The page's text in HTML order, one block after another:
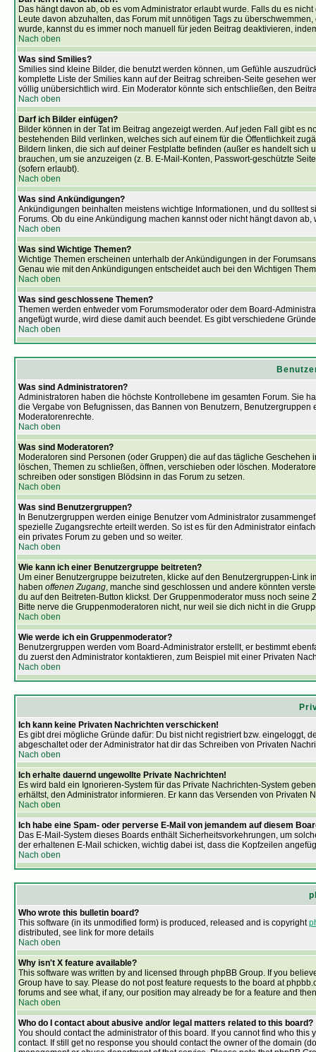
Das hängt davon ab, ob es vom Administrator erlaubt wurde. Falls du es
Leute davon abzuhalten, das Forum mit unnötigen Tags zu
wurde, kannst du es immer noch manuell für jeden Beitrag deaktivieren,
Nach oben
Was sind Smilies?
Smilies sind kleine Bilder, die benutzt werden können, um Gefühle
komplette Liste der Smilies kann auf der Beitrag schreiben-Seite gesehen
völlig unübersichtlich wird. Ein Moderator könnte sich entschließen, den
Nach oben
Darf ich Bilder einfügen?
Bilder können in der Tat im Beitrag angezeigt werden. Auf jeden Fall gibt es
bestehenden Bild verlinken, welches sich auf einem für die Öffentlichkeit
Bildern linken, die sich auf deiner Festplatte befinden (außer es handelt
brauchen, um sie anzuzeigen (z. B. E-Mail-Konten, Passwort-geschützte
(sofern erlaubt).
Nach oben
Was sind Ankündigungen?
Ankündigungen beinhalten meistens wichtige Informationen, und du
Forums. Ob du eine Ankündigung machen kannst oder nicht hängt davon
Nach oben
Was sind Wichtige Themen?
Wichtige Themen erscheinen unterhalb der Ankündigungen in der
Genau wie mit den Ankündigungen entscheidet auch bei den Wichtigen
Nach oben
Was sind geschlossene Themen?
Themen werden entweder vom Forumsmoderator oder dem Board-
angefügt wurde, wird diese damit auch beendet. Es gibt verschiedene
Nach oben
Was sind Administratoren?
Administratoren haben die höchste Kontrollebene im gesamten Forum. Sie
die Vergabe von Befugnissen, das Bannen von Benutzern,
Moderatorenrechte.
Nach oben
Was sind Moderatoren?
Moderatoren sind Personen (oder Gruppen) die auf das tägliche
löschen, Themen zu schließen, öffnen, verschieben oder löschen.
schreiben oder sonstigen Blödsinn in das Forum zu setzen.
Nach oben
Was sind Benutzergruppen?
In Benutzergruppen werden einige Benutzer vom Administrator
spezielle Zugangsrechte erteilt werden. So ist es für den Administrator
ein privates Forum zu geben und so weiter.
Nach oben
Wie kann ich einer Benutzergruppe beitreten?
Um einer Benutzergruppe beizutreten, klicke auf den Benutzergruppen-
haben offenen Zugang, manche sind geschlossen und andere könnten
du auf den Beitreten-Button klickst. Der Gruppenmoderator muss noch
Bitte nerve die Gruppenmoderatoren nicht, nur weil sie dich nicht in die
Nach oben
Wie werde ich ein Gruppenmoderator?
Benutzergruppen werden vom Board-Administrator erstellt, er bestimmt
du zuerst den Administrator kontaktieren, zum Beispiel mit einer Privaten
Nach oben
Ich kann keine Privaten Nachrichten verschicken!
Es gibt drei mögliche Gründe dafür: Du bist nicht registriert bzw. eingeloggt,
abgeschaltet oder der Administrator hat dir das Schreiben von Privaten
Nach oben
Ich erhalte dauernd ungewollte Private Nachrichten!
Es wird bald ein Ignorieren-System für das Private Nachrichten-System
erhältst, den Administrator informieren. Er kann das Versenden von
Nach oben
Ich habe eine Spam- oder perverse E-Mail von jemandem auf diesem
Das E-Mail-System dieses Boards enthält Sicherheitsvorkehrungen, um
der erhaltenen E-Mail schicken, wichtig dabei ist, dass die Kopfzeilen
Nach oben
Who wrote this bulletin board?
This software (in its unmodified form) is produced, released and is copyright
distributed, see link for more details
Nach oben
Why isn't X feature available?
This software was written by and licensed through phpBB Group. If you
Group have to say. Please do not post feature requests to the board at
forums and see what, if any, our position may already be for a feature and
Nach oben
Who do I contact about abusive and/or legal matters related to this board?
You should contact the administrator of this board. If you cannot find who
contact. If still get no response you should contact the owner of the domain